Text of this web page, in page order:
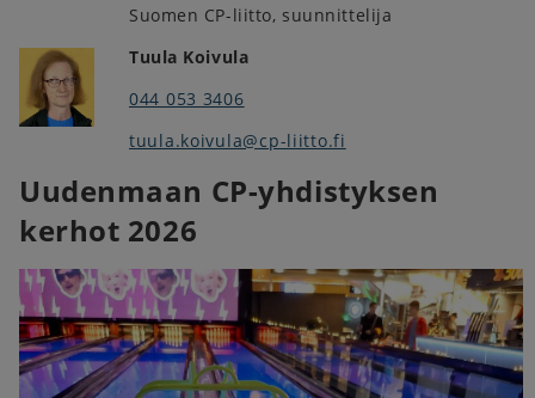
Suomen CP-liitto, suunnittelija
Tuula Koivula
044 053 3406
tuula.koivula@cp-liitto.fi
Uudenmaan CP-yhdistyksen
kerhot 2026